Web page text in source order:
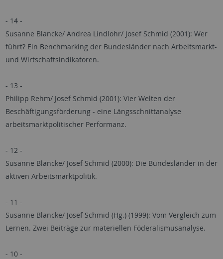
- 14 -
Susanne Blancke/ Andrea Lindlohr/ Josef Schmid (2001): Wer
führt? Ein Benchmarking der Bundesländer nach Arbeitsmarkt-
und Wirtschaftsindikatoren.
- 13 -
Philipp Rehm/ Josef Schmid (2001): Vier Welten der
Beschäftigungsförderung - eine Längsschnittanalyse
arbeitsmarktpolitischer Performanz.
- 12 -
Susanne Blancke/ Josef Schmid (2000): Die Bundesländer in der
aktiven Arbeitsmarktpolitik.
- 11 -
Susanne Blancke/ Josef Schmid (Hg.) (1999): Vom Vergleich zum
Lernen. Zwei Beiträge zur materiellen Föderalismusanalyse.
- 10 -